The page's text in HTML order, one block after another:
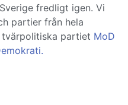
fredligt igen. Vi
partier från hela
partiet MoD